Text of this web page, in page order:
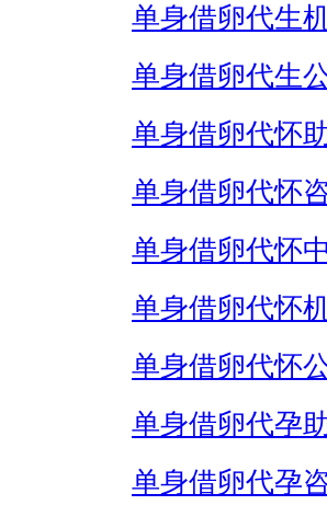
单身借卵代生
单身借卵代生
单身借卵代怀
单身借卵代怀
单身借卵代怀
单身借卵代怀
单身借卵代怀
单身借卵代孕
单身借卵代孕